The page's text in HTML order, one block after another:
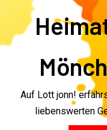
Auf Lott jonn!
liebenswerten